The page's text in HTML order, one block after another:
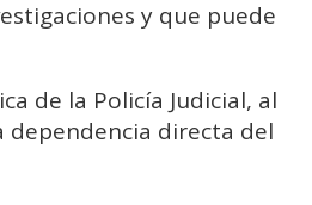
y que puede
de la Policía Judicial, al
dependencia directa del